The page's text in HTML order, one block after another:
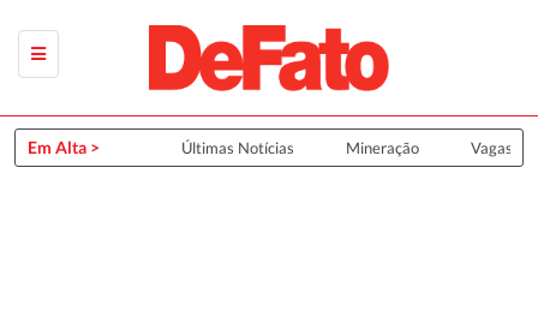
Em Alta > Últimas Notícias Mineração Vagas